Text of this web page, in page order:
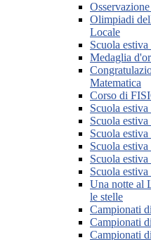
Olimpiadi
Locale
Scuola
Medaglia
Matematica
Corso di
Scuola
Scuola
Scuola
Scuola
Scuola
Scuola
Una notte al
le stelle
Campionati
Campionati
Campionati